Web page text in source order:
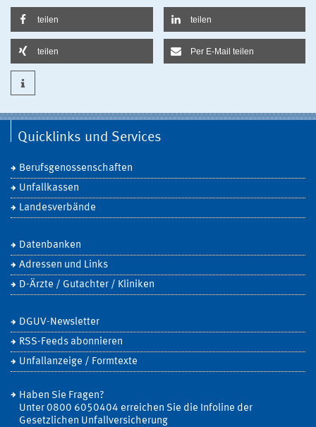
teilen teilen
teilen Per E-Mail teilen
Quicklinks und Services
Berufsgenossenschaften
Unfallkassen
Landesverbände
Datenbanken
Adressen und Links
D-Ärzte / Gutachter / Kliniken
DGUV-Newsletter
RSS-Feeds abonnieren
Unfallanzeige / Formtexte
Haben Sie Fragen?
Unter 0800 6050404 erreichen Sie die Infoline der
Gesetzlichen Unfallversicherung